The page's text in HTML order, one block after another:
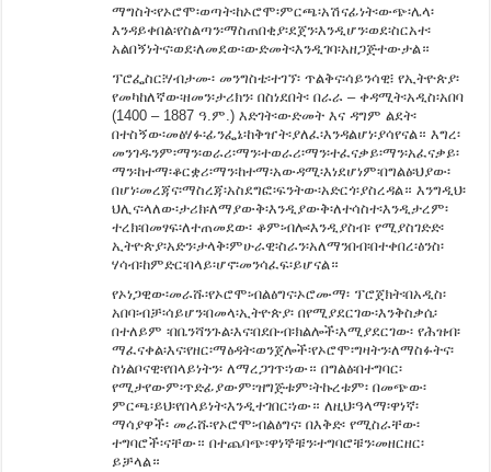
ማግስት፡የኦሮሞ፡ወጣት፡ከኦሮሞ፡ምርጫ፡አሽናፊነት፡ውጭ፡ሌላ፡
እንዳይቀበል፡የስልጣን፡ማስጠበቂያ፡ደጀን፡እንዲሆን፡ወደ፡ስርአተ፡
አልበኝነትና፡ወደ፡ለመደው፡ውድመት፡እንዲገባ፡አዘጋጅተውታል።
ፕሮፌስር፧ሃብታሙ፡ መንግስቴ፡ተገኘ፡ ጥልቅና፡ሳይንሳዊ፧ የኢትዮጵያ፡
የመካከለኛው፡ዘመን፡ታሪክን፡ በስነደበት፡ በራራ – ቀዳሚት፡አዲስ፡አበባ
(1400 – 1887 ዓ.ም.) እድገት፡ውድመት እና ዳግም ልደት፡
በተስኝው፡መፅሃፉ፡ፊንፌኔ፡ከቅዠት፡ያለፈ፡እንዳልሆነ፡ያሳየናል። እግረ፡
መንገዱንም፡ማን፡ወራሪ፡ማን፡ተወራሪ፡ማን፡ተፈናቃይ፡ማን፡አፈናቃይ፡
ማን፡ከተማ፡ቆርቋሪ፡ማን፡ከተማ፡አውዳሚ፡እነደሆነም፡በግልፅ፡ህያው፡
በሆነ፡መረጃና፡ማስረጃ፡አስደግፎ፡ፍንትው፡አድርጎ፡ያስረዳል። እንግዲህ፡
ህሊና፡ላለው፡ታሪክ፡ለማያውቅ፡እንዲያውቅ፡ለተሳስተ፡እንዲታረም፡
ተረክ፡በመፃፍ፡ለተጠመደው፡ ቆም፡ብሎ፡እንዲያስብ፡ የሚያስገድድ፡
ኢትዮጵያ፡አድን፡ታላቅ፡ምሁራዊ፡ስራን፡አለማንበብ፡በተቀበረ፡ፅንስ፡
ሃሳብ፡ከምድር፡በላይ፡ሆኖ፡መንሳፈፍ፡ይሆናል።
የኦነጋዊው፡መራሹ፡የኦሮሞ፡ብልፅግና፡ኦሮሙማ፡ ፕሮጀክት፡በአዲስ፡
አበባ፡ብቻ፡ሳይሆን፡በመላ፡ኢትዮጵያ፡ በየሚያደርገው፡እንቅስቃሴ፡
በተለይም ፡በቤንሻንጉል፡እና፡በደቡብ፡ክልሎች፡እሚያደርገው፡ የሕዝብ፡
ማፈናቀል፡እና፡የዘር፡ማፅዳት፡ወንጀሎች፡የኦሮሞ፡ግዛትን፡ለማስፉትና፡
ስነልቦናዊ፡የበላይነትን፡ ለማረጋገጥ፡ነው። በግልፅ፡በተግባር፡
የሚታየውም፡ጥድፊያውም፡ዝግጅቱም፡ትኩረቱም፡ በመጭው፡
ምርጫ፡ይህ፡የበላይነት፡እንዲተገበር፡ነው። ለዚህ፡ዓላማ፡ዋነኛ፡
ማሳያዋች፡ መራሹ፡የኦሮሞ፡ብልፅግና፡ በእቅድ፡ የሚስራቸው፡
ተግባሮች፡ናቸው። በተጨባጭ፡ዋነኞቹን፡ተግባሮቹን፡መዘርዘር፡
ይቻላል።